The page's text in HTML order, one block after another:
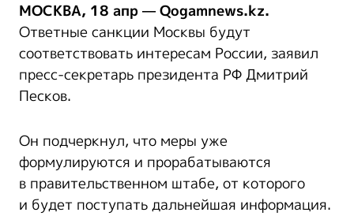
МОСКВА, 18 апр — Qogamnews.kz.
Ответные санкции Москвы будут
соответствовать интересам России, заявил
пресс-секретарь президента РФ Дмитрий
Песков.
Он подчеркнул, что меры уже
формулируются и прорабатываются
в правительственном штабе, от которого
и будет поступать дальнейшая информация.